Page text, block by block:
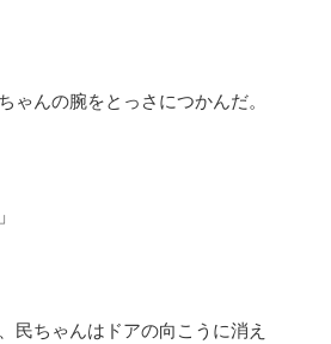
ゃんの腕をとっさにつかんだ。
民ちゃんはドアの向こうに消え